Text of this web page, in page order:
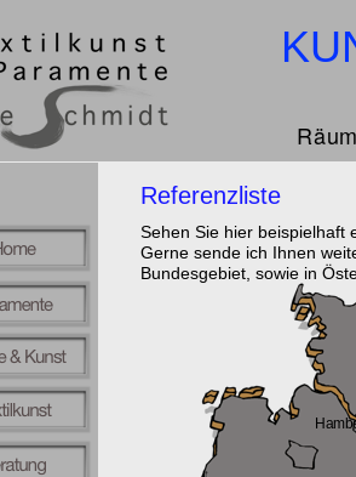
Referenzliste
Sehen Sie hier beispielhaft
Gerne sende ich Ihnen
Bundesgebiet, sowie in